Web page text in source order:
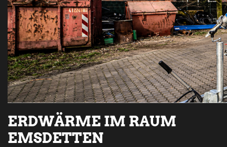
ERDWÄRME IM RAUM
EMSDETTEN